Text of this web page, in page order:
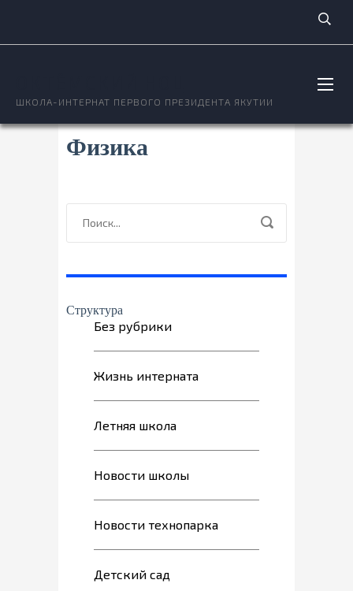
ШКОЛА-ИНТЕРНАТ ПЕРВОГО ПРЕЗИДЕНТА ЯКУТИИ
Физика
Структура
Без рубрики
Жизнь интерната
Летняя школа
Новости школы
Новости технопарка
Детский сад